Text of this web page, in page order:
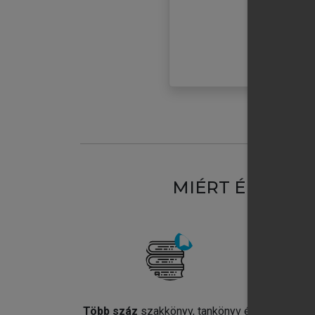
MIÉRT
Több száz szakkönyv, tankönyv és